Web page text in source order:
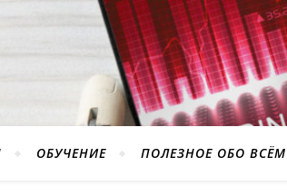
ОБУЧЕНИЕ ПОЛЕЗНОЕ ОБО ВСЁМ